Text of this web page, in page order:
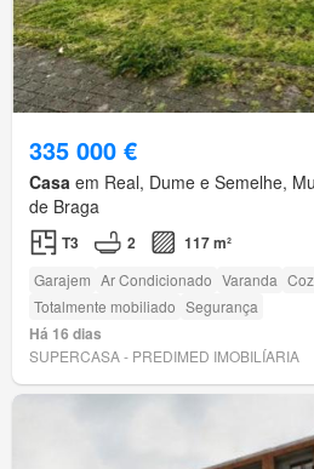
335 000 €
Casa em Real, Dume e Semelhe,
de Braga
T3 2 117 m²
Garajem Ar Condicionado Varanda
Totalmente mobiliado Segurança
Há 16 dias
SUPERCASA - PREDIMED IMOBILÍARIA